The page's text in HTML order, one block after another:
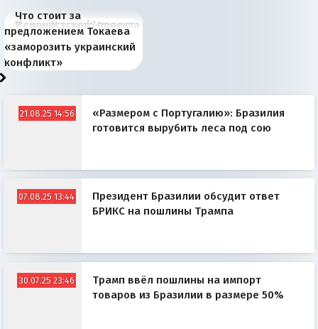
В России назрели
перемены: 15 шагов к
суверенной экономике
Миграционный пожар
Европы
Россия начинает
сбрасывать балласт
Анкориджа
Россия зимой 1904
года: первые уступки во
внутренней политике
Русская нация вчера и
сегодня
Почему правый крах в
Варшаве не поможет её
отношениям с Россией?
Место Науру / Науэро в
современной истории
Южной Осетии
У сионистского проекта
появилось украинское
измерение
Что стоит за
предложением Токаева
«заморозить украинский
конфликт»
21.08.25 14:56
«Размером с Португалию»: Бразилия
готовится вырубить леса под сою
07.08.25 13:44
Президент Бразилии обсудит ответ
БРИКС на пошлины Трампа
30.07.25 23:46
Трамп ввёл пошлины на импорт
товаров из Бразилии в размере 50%